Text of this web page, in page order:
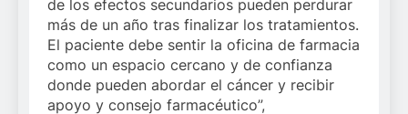
de los efectos secundarios pueden perdurar
más de un año tras finalizar los tratamientos.
El paciente debe sentir la oficina de farmacia
como un espacio cercano y de confianza
donde pueden abordar el cáncer y recibir
apoyo y consejo farmacéutico”,